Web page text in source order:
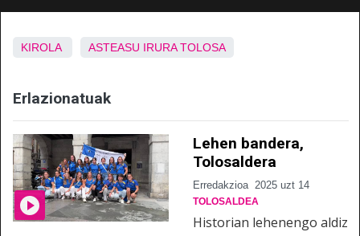
KIROLA ASTEASU IRURA TOLOSA
Erlazionatuak
Lehen bandera,
Tolosaldera
Erredakzioa 2025 uzt 14
TOLOSALDEA
Historian lehenengo aldiz